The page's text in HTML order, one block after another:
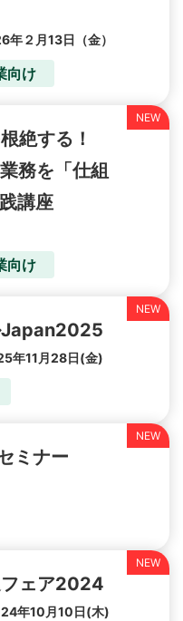
２月13日（金）
向け
絶する！
務を「仕組
講座
向け
Japan2025
年11月28日(金)
ミナー
ェア2024
年10月10日(木)